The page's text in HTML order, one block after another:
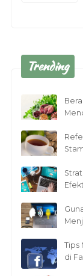
Trending
Tips
di